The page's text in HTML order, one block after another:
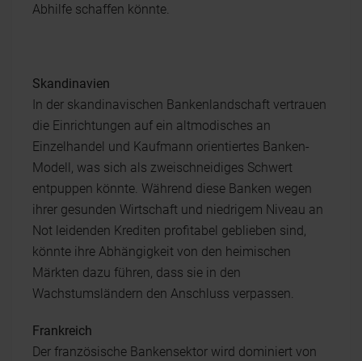
Abhilfe schaffen könnte.
Skandinavien
In der skandinavischen Bankenlandschaft vertrauen
die Einrichtungen auf ein altmodisches an
Einzelhandel und Kaufmann orientiertes Banken-
Modell, was sich als zweischneidiges Schwert
entpuppen könnte. Während diese Banken wegen
ihrer gesunden Wirtschaft und niedrigem Niveau an
Not leidenden Krediten profitabel geblieben sind,
könnte ihre Abhängigkeit von den heimischen
Märkten dazu führen, dass sie in den
Wachstumsländern den Anschluss verpassen.
Frankreich
Der französische Bankensektor wird dominiert von